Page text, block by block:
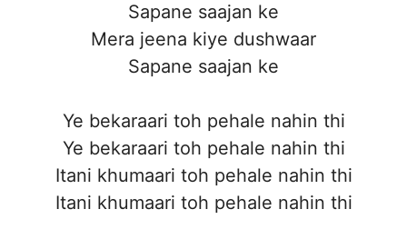
Sapane saajan ke
Mera jeena kiye dushwaar
Sapane saajan ke
Ye bekaraari toh pehale nahin thi
Ye bekaraari toh pehale nahin thi
Itani khumaari toh pehale nahin thi
Itani khumaari toh pehale nahin thi